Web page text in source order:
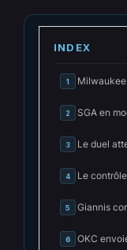
INDEX
1
2 SGA en
3 Le duel
4 Le
5 Giannis
6 OKC